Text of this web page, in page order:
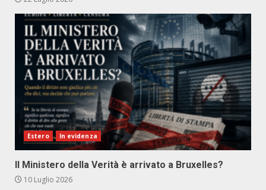
Estero In evidenza
Il Ministero della Verità è arrivato a Bruxelles?
10 Luglio 2026